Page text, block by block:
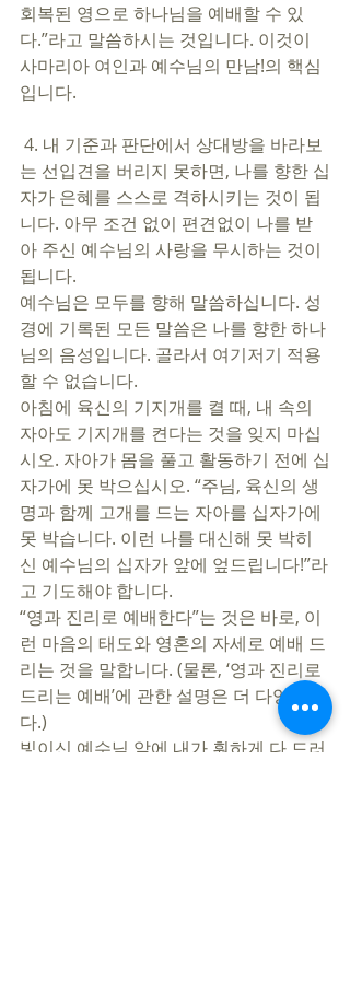
회복된 영으로 하나님을 예배할 수 있
다.”라고 말씀하시는 것입니다. 이것이
사마리아 여인과 예수님의 만남!의 핵심
입니다.
는 선입견을 버리지 못하면, 나를 향한 십
자가 은혜를 스스로 격하시키는 것이 됩
니다. 아무 조건 없이 편견없이 나를 받
아 주신 예수님의 사랑을 무시하는 것이
됩니다.
예수님은 모두를 향해 말씀하십니다. 성
경에 기록된 모든 말씀은 나를 향한 하나
님의 음성입니다. 골라서 여기저기 적용
할 수 없습니다.
아침에 육신의 기지개를 켤 때, 내 속의
자아도 기지개를 켠다는 것을 잊지 마십
시오. 자아가 몸을 풀고 활동하기 전에 십
자가에 못 박으십시오. “주님, 육신의 생
명과 함께 고개를 드는 자아를 십자가에
못 박습니다. 이런 나를 대신해 못 박히
신 예수님의 십자가 앞에 엎드립니다!”라
고 기도해야 합니다.
“영과 진리로 예배한다”는 것은 바로, 이
런 마음의 태도와 영혼의 자세로 예배 드
리는 것을 말합니다. (물론, ‘영과 진리로
드리는 예배’에 관한 설명은 더 다양합니
다.)
빛이신 예수님 앞에 내가 훤하게 다 드러